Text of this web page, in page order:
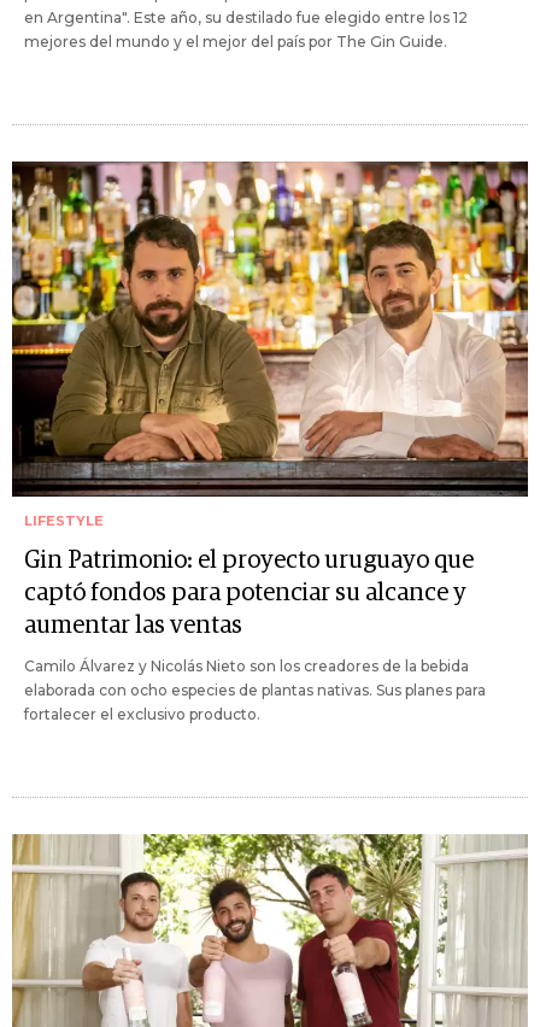
en Argentina". Este año, su destilado fue elegido entre los 12
mejores del mundo y el mejor del país por The Gin Guide.
LIFESTYLE
Gin Patrimonio: el proyecto uruguayo que
captó fondos para potenciar su alcance y
aumentar las ventas
Camilo Álvarez y Nicolás Nieto son los creadores de la bebida
elaborada con ocho especies de plantas nativas. Sus planes para
fortalecer el exclusivo producto.